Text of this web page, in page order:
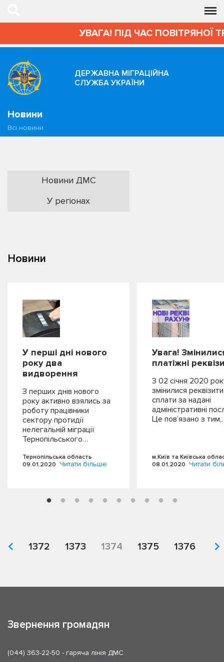
УВАГА! ПІД ЧАС ПОВІТРЯНОЇ
ДЕРЖАВНА МІГРАЦІЙНА
СЛУЖБА УКРАЇНИ
Новини
Всі новини
Новини ДМС
У регіонах
Новини
У перші дні нового
року два
видворення
З перших днів нового
року активно взялись за
роботу працівники
сектору протидії
нелегальній міграції
Тернопільського…
Тернопільська область
09.01.2020 Читати більше
Увага!
платіжні
З 02 січня 2020
змінилися
сплати за надані
адміністративні
Це пов’язано з
м.Київ та Київська
08.01.2020 Читати
1372 1373 1374 1375 1376
Звернення громадян
(044) 363-22-50 - гаряча лінія ДМС